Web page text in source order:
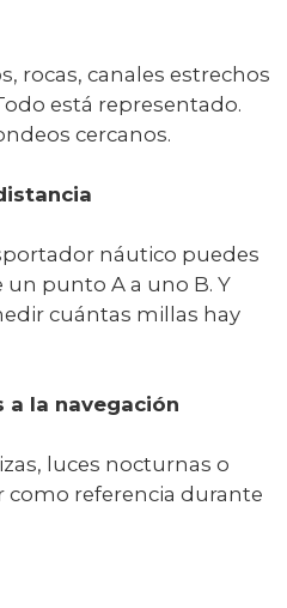
rocas, canales estrechos
está representado.
cercanos.
náutico puedes
punto A a uno B. Y
cuántas millas hay
a la navegación
luces nocturnas o
como referencia durante